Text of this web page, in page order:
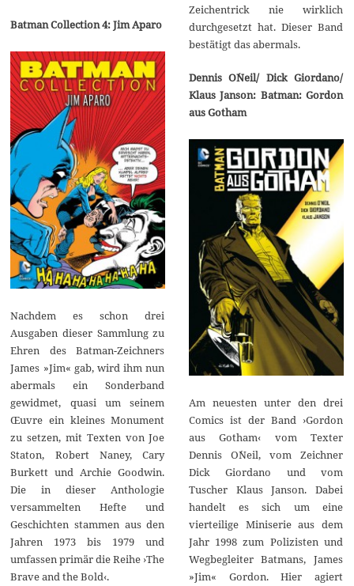
Batman Collection 4: Jim Aparo
Nachdem es schon drei
Ausgaben dieser Sammlung zu
Ehren des Batman-Zeichners
James »Jim« gab, wird ihm nun
abermals ein Sonderband
gewidmet, quasi um seinem
Œuvre ein kleines Monument
zu setzen, mit Texten von Joe
Staton, Robert Naney, Cary
Burkett und Archie Goodwin.
Die in dieser Anthologie
versammelten Hefte und
Geschichten stammen aus den
Jahren 1973 bis 1979 und
umfassen primär die Reihe ›The
Brave and the Bold‹.
Zeichentrick nie wirklich
durchgesetzt hat. Dieser Band
bestätigt das abermals.
Dennis O´Neil/ Dick Giordano/
Klaus Janson: Batman: Gordon
aus Gotham
Am neuesten unter den drei
Comics ist der Band ›Gordon
aus Gotham‹ vom Texter
Dennis O´Neil, vom Zeichner
Dick Giordano und vom
Tuscher Klaus Janson. Dabei
handelt es sich um eine
vierteilige Miniserie aus dem
Jahr 1998 zum Polizisten und
Wegbegleiter Batmans, James
»Jim« Gordon. Hier agiert